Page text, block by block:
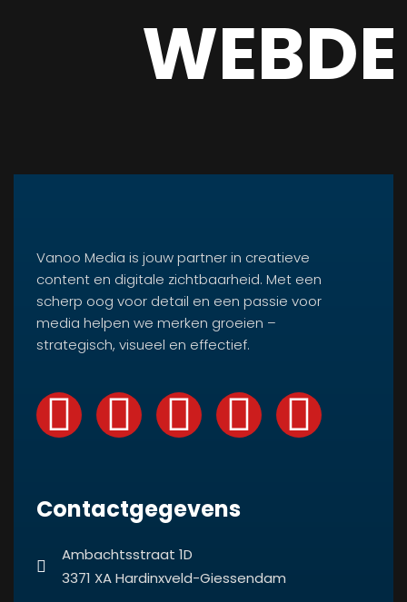
Vanoo Media is jouw partner in creatieve
content en digitale zichtbaarheid. Met een
scherp oog voor detail en een passie voor
media helpen we merken groeien –
strategisch, visueel en effectief.
Contactgegevens
Ambachtsstraat 1D
3371 XA Hardinxveld-Giessendam